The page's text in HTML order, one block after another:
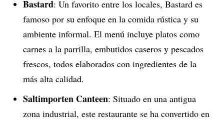
Bastard: Un favorito entre los locales, Bastard es
famoso por su enfoque en la comida rústica y su
ambiente informal. El menú incluye platos como
carnes a la parrilla, embutidos caseros y pescados
frescos, todos elaborados con ingredientes de la
más alta calidad.
Saltimporten Canteen: Situado en una antigua
zona industrial, este restaurante se ha convertido en